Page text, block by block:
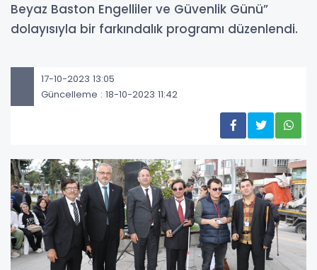
Beyaz Baston Engelliler ve Güvenlik Günü”
dolayısıyla bir farkındalık programı düzenlendi.
17-10-2023 13:05
Güncelleme : 18-10-2023 11:42